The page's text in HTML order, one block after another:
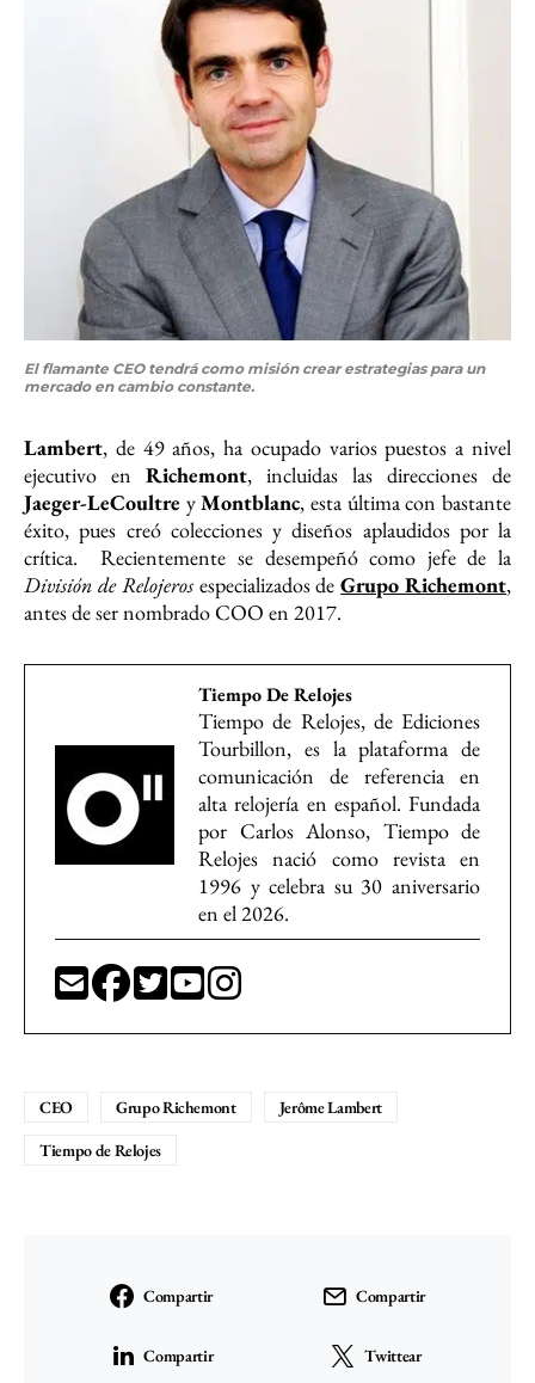
El flamante CEO tendrá como misión crear estrategias para un
mercado en cambio constante.
Lambert, de 49 años, ha ocupado varios puestos a nivel
ejecutivo en Richemont, incluidas las direcciones de
Jaeger-LeCoultre yMontblanc, esta última con bastante
éxito, pues creó colecciones y diseños aplaudidos por la
crítica. Recientemente se desempeñó como jefe de la
División de Relojerosespecializados deGrupo Richemont,
antes de ser nombrado COO en 2017.
Tiempo De Relojes
Tiempo de Relojes, de Ediciones
Tourbillon, es la plataforma de
comunicación de referencia en
alta relojería en español. Fundada
por Carlos Alonso, Tiempo de
Relojes nació como revista en
1996 y celebra su 30 aniversario
en el 2026.
CEO Grupo Richemont
Jerôme Lambert
Tiempo de Relojes
Compartir Compartir
Compartir Twittear